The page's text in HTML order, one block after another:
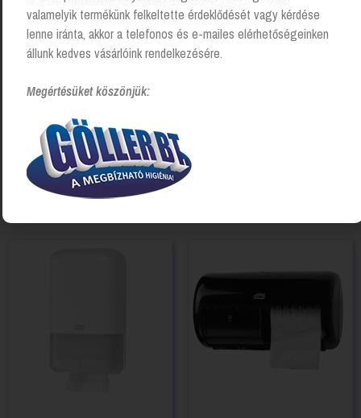
Kéztörlő papír adagoló Midi
Z/C hajtott (H3) fekete, Tork
Login to see prices
valamelyik termékünk felkeltette érdeklődését vagy kérdése
lenne iránta, akkor a telefonos és e-mailes elérhetőségeinken
állunk kedves vásárlóink rendelkezésére.
Megértésüket köszönjük: